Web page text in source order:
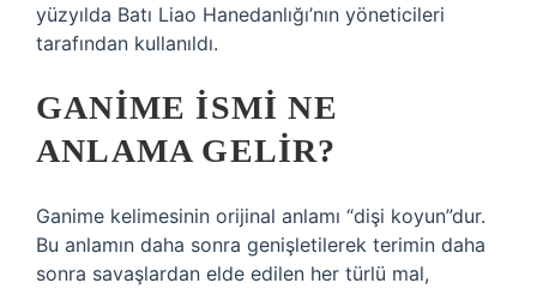
yüzyılda Batı Liao Hanedanlığı’nın yöneticileri
tarafından kullanıldı.
GANIME ISMI NE
ANLAMA GELIR?
Ganime kelimesinin orijinal anlamı “dişi koyun”dur.
Bu anlamın daha sonra genişletilerek terimin daha
sonra savaşlardan elde edilen her türlü mal,